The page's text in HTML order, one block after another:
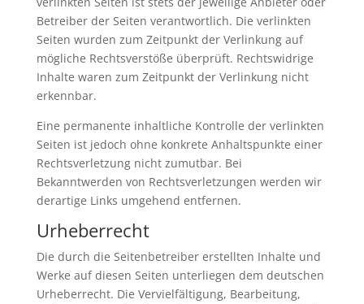
Betreiber der Seiten verantwortlich. Die verlinkten
Seiten wurden zum Zeitpunkt der Verlinkung auf
mögliche Rechtsverstöße überprüft. Rechtswidrige
Inhalte waren zum Zeitpunkt der Verlinkung nicht
erkennbar.
Eine permanente inhaltliche Kontrolle der verlinkten
Seiten ist jedoch ohne konkrete Anhaltspunkte einer
Rechtsverletzung nicht zumutbar. Bei
Bekanntwerden von Rechtsverletzungen werden wir
derartige Links umgehend entfernen.
Urheberrecht
Die durch die Seitenbetreiber erstellten Inhalte und
Werke auf diesen Seiten unterliegen dem deutschen
Urheberrecht. Die Vervielfältigung, Bearbeitung,